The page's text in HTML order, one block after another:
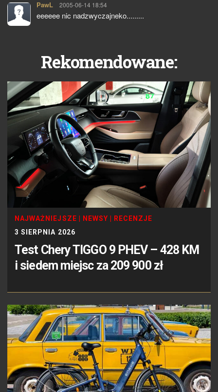
PawL pisze:
2005-06-14 18:54
eeeeee nic nadzwyczajneko.........
Rekomendowane:
NAJWAŻNIEJSZE NEWSY
RECENZJE
3 SIERPNIA 2026
Test Chery TIGGO 9 PHEV – 428 KM
i siedem miejsc za 209 900 zł